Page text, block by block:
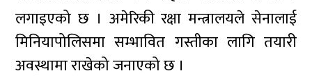
लगाइएको छ । अमेरिकी रक्षा मन्त्रालयले सेनालाई
मिनियापोलिसमा सम्भावित गस्तीका लागि तयारी
अवस्थामा राखेको जनाएको छ ।